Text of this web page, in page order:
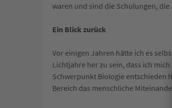
waren und sind die Schulungen,
Ein Blick zurück
Vor einigen Jahren hätte ich es
Lichtjahre her zu sein, dass ich
Schwerpunkt Biologie entschieden
Bereich das menschliche